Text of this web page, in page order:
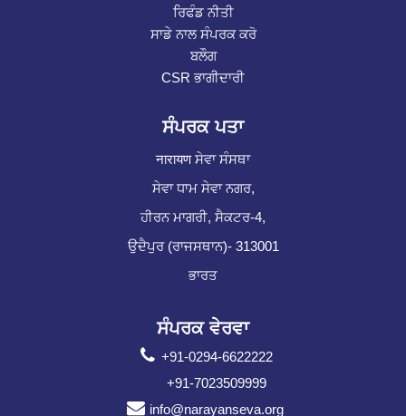
ਰਿਫੰਡ ਨੀਤੀ
ਸਾਡੇ ਨਾਲ ਸੰਪਰਕ ਕਰੋ
ਬਲੌਗ
CSR ਭਾਗੀਦਾਰੀ
ਸੰਪਰਕ ਪਤਾ
नारायण ਸੇਵਾ ਸੰਸਥਾ
ਸੇਵਾ ਧਾਮ ਸੇਵਾ ਨਗਰ,
ਹੀਰਨ ਮਾਗਰੀ, ਸੈਕਟਰ-4,
ਉਦੈਪੁਰ (ਰਾਜਸਥਾਨ)- 313001
ਭਾਰਤ
ਸੰਪਰਕ ਵੇਰਵਾ
+91-0294-6622222
+91-7023509999
info@narayanseva.org